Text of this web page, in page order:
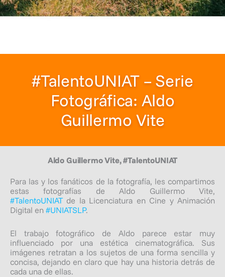
#TalentoUNIAT – Serie
Fotográfica: Aldo
Guillermo Vite
Aldo Guillermo Vite, #TalentoUNIAT
Para las y los fanáticos de la fotografía, les compartimos
estas fotografías de Aldo Guillermo Vite,
#TalentoUNIATde la Licenciatura en Cine y Animación
Digital en #UNIATSLP.
El trabajo fotográfico de Aldo parece estar muy
influenciado por una estética cinematográfica. Sus
imágenes retratan a los sujetos de una forma sencilla y
concisa, dejando en claro que hay una historia detrás de
cada una de ellas.